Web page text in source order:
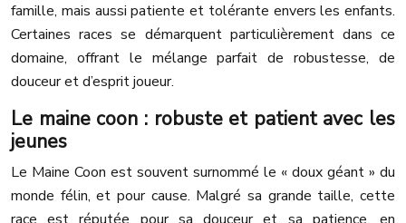
famille, mais aussi patiente et tolérante envers les enfants.
Certaines races se démarquent particulièrement dans ce
domaine, offrant le mélange parfait de robustesse, de
douceur et d’esprit joueur.
Le maine coon : robuste et patient avec les
jeunes
Le Maine Coon est souvent surnommé le « doux géant » du
monde félin, et pour cause. Malgré sa grande taille, cette